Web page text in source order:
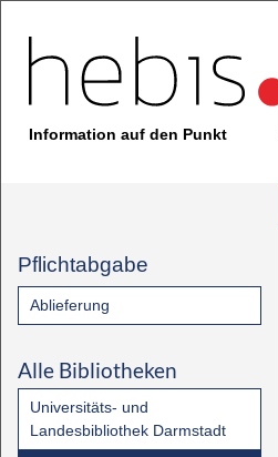
Information auf den Punkt
Pflichtabgabe
Ablieferung
Alle Bibliotheken
Universitäts- und
Landesbibliothek Darmstadt